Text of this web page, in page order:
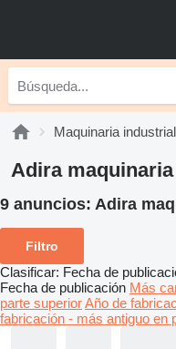
Maquinaria industrial
Adira
9 anuncios: Adira
Filtro
Clasificar: Fecha de
Fecha de publicación Más
parte superiorAño de
fabricación - más antiguo en